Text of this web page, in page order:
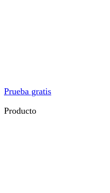
Prueba gratis
Producto